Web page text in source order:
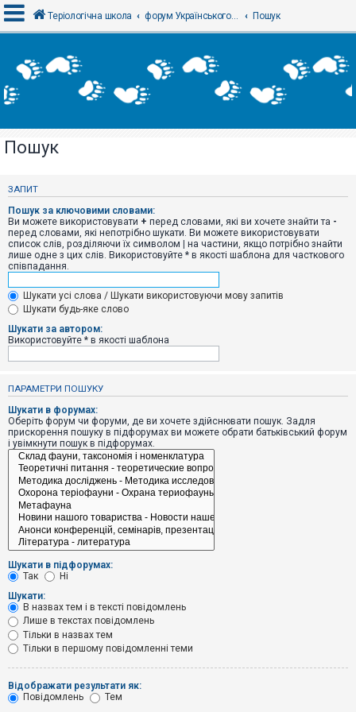
х
і
Р
с
р
а
ц
і
я
Т
е
м
и
б
і
п
о
в
і
д
в
н
т
е
м
и
о
ш
Теріологічна школа форум Українського теріологічного товариства Пошук
Пошук
ЗАПИТ
Пошук за ключовими словами:
Ви можете використовувати + перед словами, які ви хочете знайти та -
перед словами, які непотрібно шукати. Ви можете використовувати
список слів, розділяючи їх символом | на частини, якщо потрібно знайти
лише одне з цих слів. Використовуйте * в якості шаблона для часткового
співпадання.
Шукати усі слова / Шукати використовуючи мову запитів
Шукати будь-яке слово
Шукати за автором:
Використовуйте * в якості шаблона
ПАРАМЕТРИ ПОШУКУ
Шукати в форумах:
Оберіть форум чи форуми, де ви хочете здійснювати пошук. Задля
прискорення пошуку в підфорумах ви можете обрати батьківський форум
і увімкнути пошук в підфорумах.
Шукати в підфорумах:
Так
Ні
Шукати:
В назвах тем і в тексті повідомлень
Лише в текстах повідомлень
Тільки в назвах тем
Тільки в першому повідомленні теми
Відображати результати як:
Повідомлень
Тем